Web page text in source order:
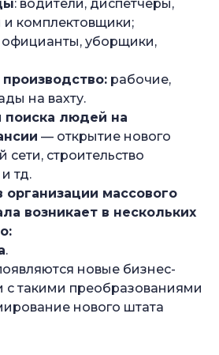
: водители, диспетчеры,
и комплектовщики;
официанты, уборщики,
рабочие,
на вахту.
поиска людей на
— открытие нового
сети, строительство
тд.
организации массового
возникает в нескольких
.
новые бизнес-
с такими преобразованиями
нового штата